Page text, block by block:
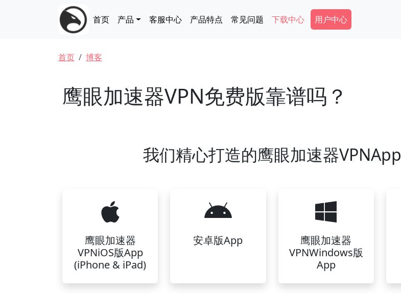
Main navigation
首页 产品 客服中心 产品特点 常见问题 下载中心 Secondary Menu
用户中心
面包屑
首页 博客
鹰眼加速器VPN免费版靠谱吗？
我们精心打造的鹰眼加速器VPNApp
鹰眼加速器
VPNiOS版App
(iPhone & iPad)
安卓版App
鹰眼加速器
VPNWindows版
App